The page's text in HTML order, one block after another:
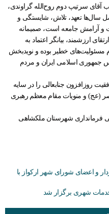
آقای سرتیپ دوم روح‌الله گراوندی،
سال‌ها تعهد، تلاش، شایستگی و
و آرامش جامعه است، صمیمانه
ارزشمند، بیانگر اعتماد به
مسئولیت‌های خطیر بوده و نویدبخش
جمهوری اسلامی ایران و مردم
روزافزون جنابعالی را در سایه
(عج) و منویات مقام معظم رهبری
فرمانداری شهرستان ملکشاهی
و اعضای شورای شهر ارکواز با
شهری برگزار شد